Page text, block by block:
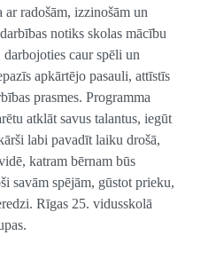
radošām, izzinošām un
notiks skolas mācību
caur spēli un
apkārtējo pasauli, attīstīs
prasmes. Programma
atklāt savus talantus, iegūt
labi pavadīt laiku drošā,
katram bērnam būs
savām spējām, gūstot prieku,
Rīgas 25. vidusskolā